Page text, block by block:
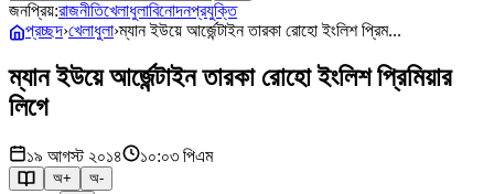
জনপ্রিয়:রাজনীতিখেলাধুলাবিনোদনপ্রযুক্তি
প্রচ্ছদ›খেলাধুলা›ম্যান ইউয়ে আর্জেন্টাইন তারকা রোহো ইংলিশ প্রিম...
ম্যান ইউয়ে আর্জেন্টাইন তারকা রোহো ইংলিশ প্রিমিয়ার
লিগে
১৯ আগস্ট ২০১৪ ১০:০৩ পিএম
অ+ অ-